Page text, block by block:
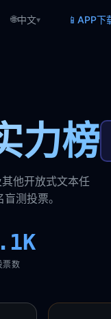
🌐中文▾ 📱 APP下
力榜
他开放式文本任
测投票。
票数